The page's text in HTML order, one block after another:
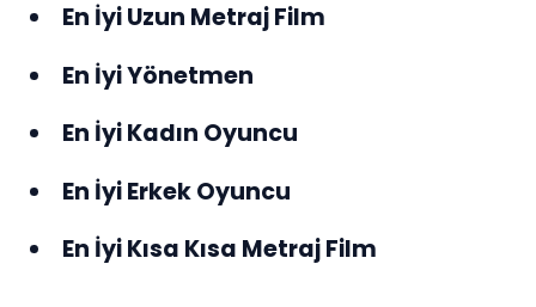
En İyi Uzun Metraj Film
En İyi Yönetmen
En İyi Kadın Oyuncu
En İyi Erkek Oyuncu
En İyi Kısa Kısa Metraj Film